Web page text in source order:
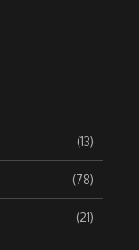
(13)
(78)
(21)